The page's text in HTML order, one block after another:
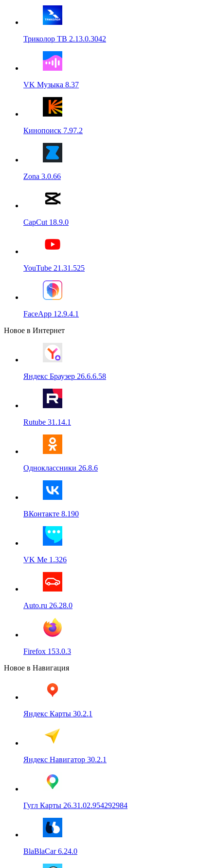
Триколор ТВ 2.13.0.3042
VK Музыка 8.37
Кинопоиск 7.97.2
Zona 3.0.66
CapCut 18.9.0
YouTube 21.31.525
FaceApp 12.9.4.1
Новое в Интернет
Яндекс Браузер 26.6.6.58
Rutube 31.14.1
Одноклассники 26.8.6
ВКонтакте 8.190
VK Me 1.326
Auto.ru 26.28.0
Firefox 153.0.3
Новое в Навигация
Яндекс Карты 30.2.1
Яндекс Навигатор 30.2.1
Гугл Карты 26.31.02.954292984
BlaBlaCar 6.24.0